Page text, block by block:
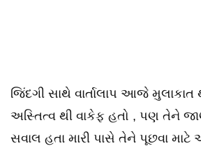
જિંદગી સાથે વાર્તાલાપ આજે
અસ્તિત્વ થી વાકેફ હતો , પણ તેને
સવાલ હતા મારી પાસે તેને પૂછવા